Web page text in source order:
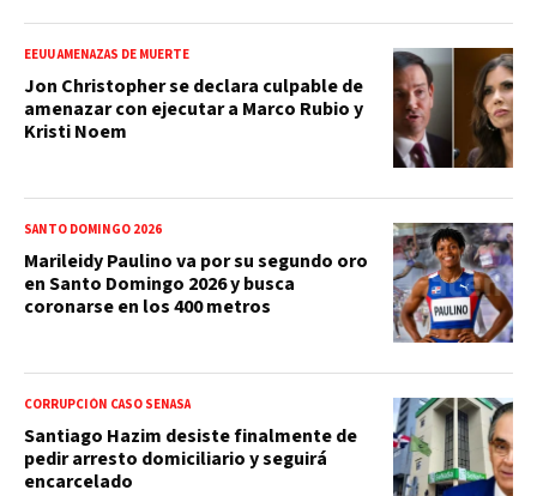
EEUU AMENAZAS DE MUERTE
Jon Christopher se declara culpable de
amenazar con ejecutar a Marco Rubio y
Kristi Noem
SANTO DOMINGO 2026
Marileidy Paulino va por su segundo oro
en Santo Domingo 2026 y busca
coronarse en los 400 metros
CORRUPCIÓN CASO SENASA
Santiago Hazim desiste finalmente de
pedir arresto domiciliario y seguirá
encarcelado